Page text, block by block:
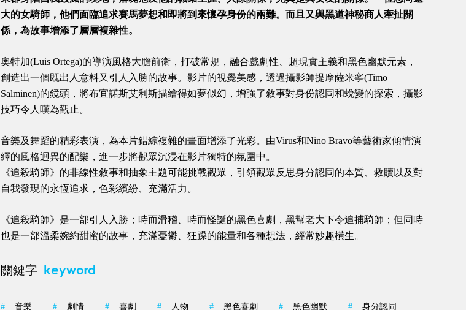
大的女騎師，他們面臨追求賽馬夢想和即將到來懷孕身份的兩難。而且又與黑道神秘商人牽扯關
係，為故事增添了層層複雜性。
奧特加(Luis Ortega)的導演風格大膽前衛，打破常規，融合戲劇性、超現實主義和黑色幽默元素，
創造出一個既出人意料又引人入勝的故事。影片的視覺美感，透過攝影師提摩薩米寧(Timo
Salminen)的鏡頭，將布宜諾斯艾利斯描繪得如夢似幻，增強了敘事對身份認同和蛻變的探索，攝影
技巧令人嘆為觀止。
音樂及舞蹈的精彩表演，為本片錯綜複雜的畫面增添了光彩。由Virus和Nino Bravo等藝術家傾情演
繹的風格迥異的配樂，進一步將觀眾沉浸在影片獨特的氛圍中。
《追殺騎師》的非線性敘事和抽象主題可能挑戰觀眾，引領觀眾反思身分認同的本質、救贖以及對
自我發現的永恆追求，色彩繽紛、充滿活力。
《追殺騎師》是一部引人入勝；時而滑稽、時而怪誕的黑色喜劇，黑幫老大下令追捕騎師；但同時
也是一部溫柔婉約甜蜜的故事，充滿憂鬱、狂躁的能量和各種想法，經常妙趣橫生。
關鍵字 keyword
# 音樂 # 劇情 # 喜劇 # 人物 # 黑色喜劇 # 黑色幽默 # 身分認同